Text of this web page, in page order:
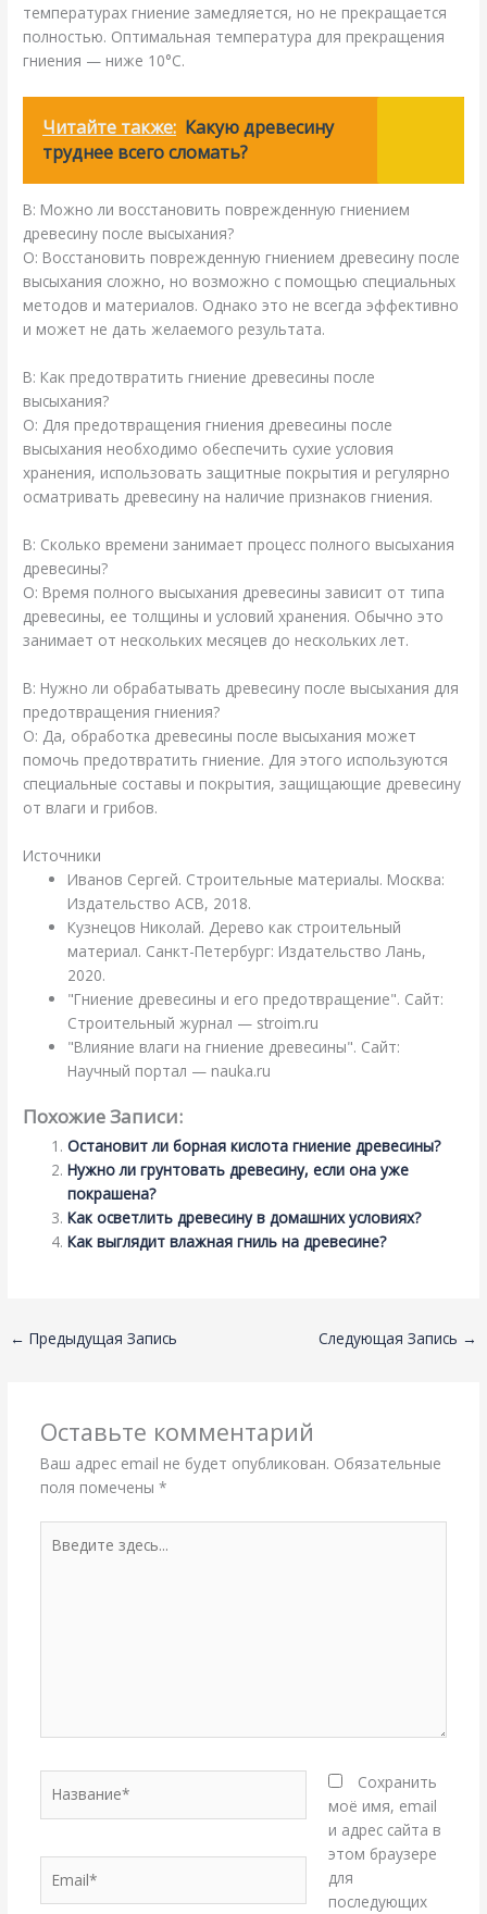
температурах гниение замедляется, но не прекращается
полностью. Оптимальная температура для прекращения
гниения — ниже 10°C.
Читайте также: Какую древесину
труднее всего сломать?
В: Можно ли восстановить поврежденную гниением
древесину после высыхания?
О: Восстановить поврежденную гниением древесину после
высыхания сложно, но возможно с помощью специальных
методов и материалов. Однако это не всегда эффективно
и может не дать желаемого результата.
В: Как предотвратить гниение древесины после
высыхания?
О: Для предотвращения гниения древесины после
высыхания необходимо обеспечить сухие условия
хранения, использовать защитные покрытия и регулярно
осматривать древесину на наличие признаков гниения.
В: Сколько времени занимает процесс полного высыхания
древесины?
О: Время полного высыхания древесины зависит от типа
древесины, ее толщины и условий хранения. Обычно это
занимает от нескольких месяцев до нескольких лет.
В: Нужно ли обрабатывать древесину после высыхания для
предотвращения гниения?
О: Да, обработка древесины после высыхания может
помочь предотвратить гниение. Для этого используются
специальные составы и покрытия, защищающие древесину
от влаги и грибов.
Источники
Иванов Сергей. Строительные материалы. Москва:
Издательство АСВ, 2018.
Кузнецов Николай. Дерево как строительный
материал. Санкт-Петербург: Издательство Лань,
2020.
"Гниение древесины и его предотвращение". Сайт:
Строительный журнал — stroim.ru
"Влияние влаги на гниение древесины". Сайт:
Научный портал — nauka.ru
Похожие Записи:
Остановит ли борная кислота гниение древесины?
Нужно ли грунтовать древесину, если она уже
покрашена?
Как осветлить древесину в домашних условиях?
Как выглядит влажная гниль на древесине?
← Предыдущая Запись Следующая Запись →
Оставьте комментарий
Ваш адрес email не будет опубликован. Обязательные
поля помечены *
здесь...
Сохранить
моё имя, email
и адрес сайта в
этом браузере
для
последующих